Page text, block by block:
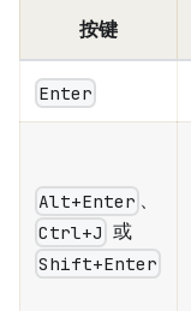
按键
Enter
Alt+Enter
Ctrl+J 或
Shift+Enter